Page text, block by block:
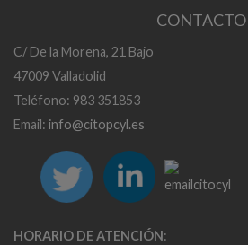
CONTACTO
C/ De la Morena, 21 Bajo
47009 Valladolid
Teléfono: 983 351853
Email: info@citopcyl.es
HORARIO DE ATENCIÓN: